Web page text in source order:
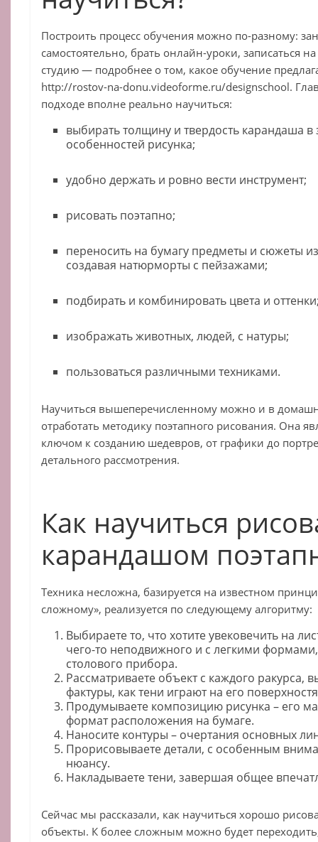
Построить процесс обучения можно по-разному:
самостоятельно, брать онлайн-уроки, записаться
студию — подробнее о том, какое обучение
http://rostov-na-donu.videoforme.ru/designschool.
подходе вполне реально научиться:
выбирать толщину и твердость карандаша в
особенностей рисунка;
удобно держать и ровно вести инструмент;
рисовать поэтапно;
переносить на бумагу предметы и сюжеты
создавая натюрморты с пейзажами;
подбирать и комбинировать цвета и
изображать животных, людей, с натуры;
пользоваться различными техниками.
Научиться вышеперечисленному можно и в
отработать методику поэтапного рисования. Она
ключом к созданию шедевров, от графики до
детального рассмотрения.
Как научиться
карандашом
Техника несложна, базируется на известном
сложному», реализуется по следующему алгоритму:
Выбираете то, что хотите увековечить на
чего-то неподвижного и с легкими
столового прибора.
Рассматриваете объект с каждого ракурса,
фактуры, как тени играют на его
Продумываете композицию рисунка – его
формат расположения на бумаге.
Наносите контуры – очертания основных
Прорисовываете детали, с особенным
нюансу.
Накладываете тени, завершая общее
Сейчас мы рассказали, как научиться хорошо
объекты. К более сложным можно будет